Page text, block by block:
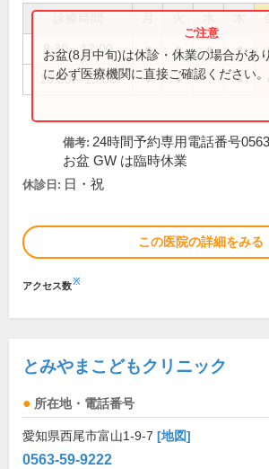
8:30～12:00 ● ● ● ● ●
16:00～19:00 ● ● ●
お盆(8月中旬)は休診・休業の場合があ
に必ず医療機関に直接ご確認ください。
備考: 24時間予約専用電話番号
お盆 GW は臨時休業
休診日: 日・祝
この医院の詳細をみる
アクセス数※
とみやまこどもクリニック
所在地・電話番号
愛知県西尾市富山1-9-7 [地図]
0563-59-9222